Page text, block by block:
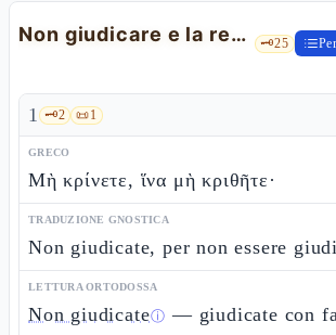
Non giudicare e la regola d'oro 🗝️25
1 🗝️2 📜1
GRECO
Μὴ κρίνετε, ἵνα μὴ κριθῆτε·
TRADUZIONE GNOSTICA
Non giudicate, per non essere
LETTURA ORTODOSSA
Non giudicateⓘ — giudicate con